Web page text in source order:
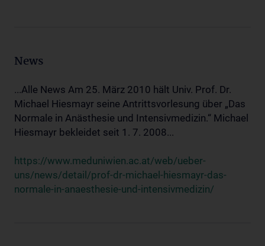
News
...Alle News Am 25. März 2010 hält Univ. Prof. Dr.
Michael Hiesmayr seine Antrittsvorlesung über „Das
Normale in Anästhesie und Intensivmedizin.“ Michael
Hiesmayr bekleidet seit 1. 7. 2008...
https://www.meduniwien.ac.at/web/ueber-
uns/news/detail/prof-dr-michael-hiesmayr-das-
normale-in-anaesthesie-und-intensivmedizin/